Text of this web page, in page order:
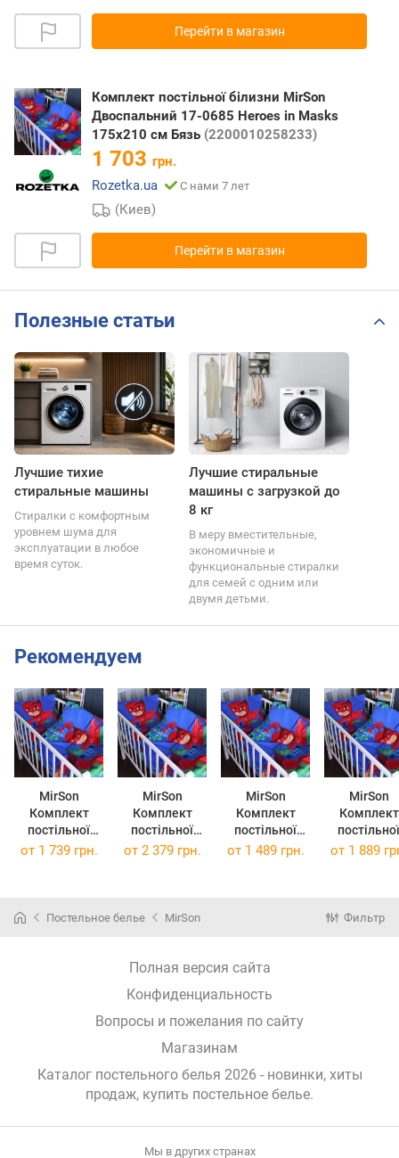
Перейти в магазин
Комплект постільної білизни MirSon
Двоспальний 17-0685 Heroes in Masks
175х210 см Бязь (2200010258233)
1 703 грн.
Rozetka.ua
С нами 7 лет
(Киев)
Перейти в магазин
Полезные статьи
Лучшие тихие
стиральные машины
Стиралки с комфортным
уровнем шума для
эксплуатации в любое
время суток.
Лучшие стиральные
машины с загрузкой до
8 кг
В меру вместительные,
экономичные и
функциональные стиралки
для семей с одним или
двумя детьми.
Рекомендуем
MirSon
Комплект
постільної
білизни Євро
см Бязь
MirSon
Комплект
постільної
білизни
Heroes in
MirSon
Комплект
постільної
білизни
MirSon
Комплект
постільної
білизни King
см Бязь
от 1 739 грн. от 2 379 грн. от 1 489 грн. от 1 889
Постельное белье MirSon Фильтр
Полная версия сайта
Конфиденциальность
Вопросы и пожелания по сайту
Магазинам
Каталог постельного белья 2026 - новинки, хиты
продаж, купить постельное белье.
Мы в других странах